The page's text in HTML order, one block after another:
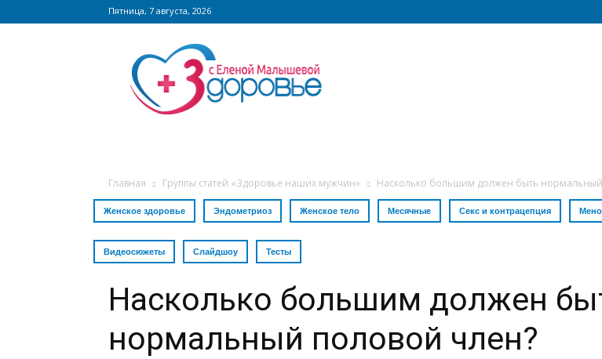
Пятница, 7 августа, 2026
Сайт
zdorovieinfo.ru
крупнейший
медицинский
Главная Группы статей «Здоровье наших мужчин» Насколько большим должен быть
Женское здоровье Эндометриоз Женское тело Месячные Секс и контрацепция
Видеосюжеты Слайдшоу Тесты
Насколько большим должен
нормальный половой член?